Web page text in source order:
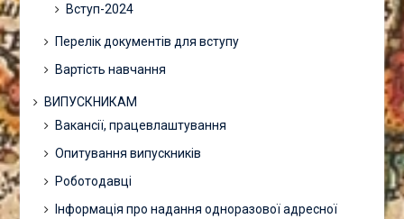
Вступ-2024
Перелік документів для вступу
Вартість навчання
ВИПУСКНИКАМ
Вакансії, працевлаштування
Опитування випускників
Роботодавці
Інформація про надання одноразової адресної